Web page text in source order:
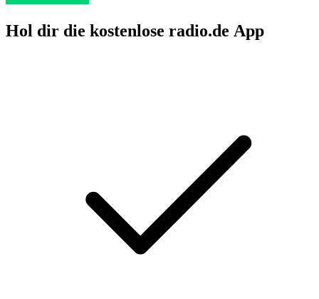
Hol dir die kostenlose radio.de App